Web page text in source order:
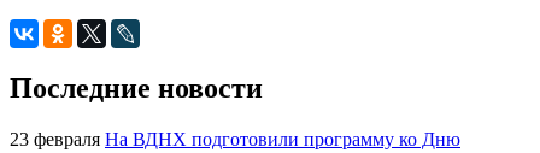
Последние новости
23 февраля На ВДНХ подготовили программу ко Дню